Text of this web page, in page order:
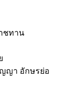
ชทาน
ญา อักษรย่อ